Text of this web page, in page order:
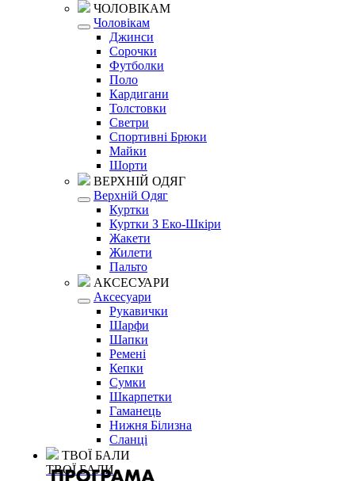
ЧОЛОВІКАМ
Чоловікам
Джинси
Сорочки
Футболки
Поло
Кардигани
Толстовки
Светри
Спортивні Брюки
Майки
Шорти
ВЕРХНІЙ ОДЯГ
Верхній Одяг
Куртки
Куртки З Еко-Шкіри
Жакети
Жилети
Пальто
АКСЕСУАРИ
Аксесуари
Рукавички
Шарфи
Шапки
Ремені
Кепки
Сумки
Шкарпетки
Гаманець
Нижня Білизна
Сланці
ТВОЇ БАЛИ
ТВОЇ БАЛИ